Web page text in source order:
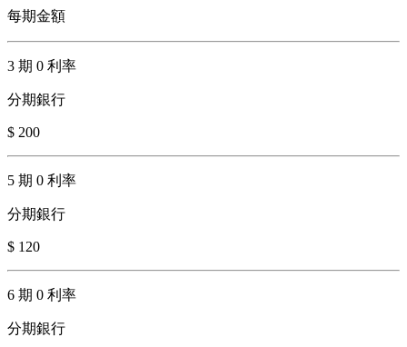
每期金額
3 期 0 利率
分期銀行
$ 200
5 期 0 利率
分期銀行
$ 120
6 期 0 利率
分期銀行